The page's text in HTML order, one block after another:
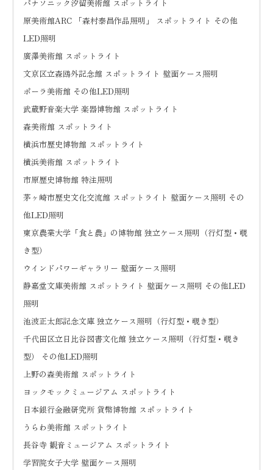
パナソニック汐留美術館 スポットライト
原美術館ARC 「森村泰昌作品照明」 スポットライト その他
LED照明
廣澤美術館 スポットライト
文京区立森鴎外記念館 スポットライト 壁面ケース照明
ポーラ美術館 その他LED照明
武蔵野音楽大学 楽器博物館 スポットライト
森美術館 スポットライト
横浜市歴史博物館 スポットライト
横浜美術館 スポットライト
市原歴史博物館 特注照明
茅ヶ崎市歴史文化交流館 スポットライト 壁面ケース照明 その
他LED照明
東京農業大学「食と農」の博物館 独立ケース照明（行灯型・覗
き型）
ウインドパワーギャラリー 壁面ケース照明
静嘉堂文庫美術館 スポットライト 壁面ケース照明 その他LED
照明
池波正太郎記念文庫 独立ケース照明（行灯型・覗き型）
千代田区立日比谷図書文化館 独立ケース照明（行灯型・覗き
型） その他LED照明
上野の森美術館 スポットライト
ヨックモックミュージアム スポットライト
日本銀行金融研究所 貨幣博物館 スポットライト
うらわ美術館 スポットライト
長谷寺 観音ミュージアム スポットライト
学習院女子大学 壁面ケース照明